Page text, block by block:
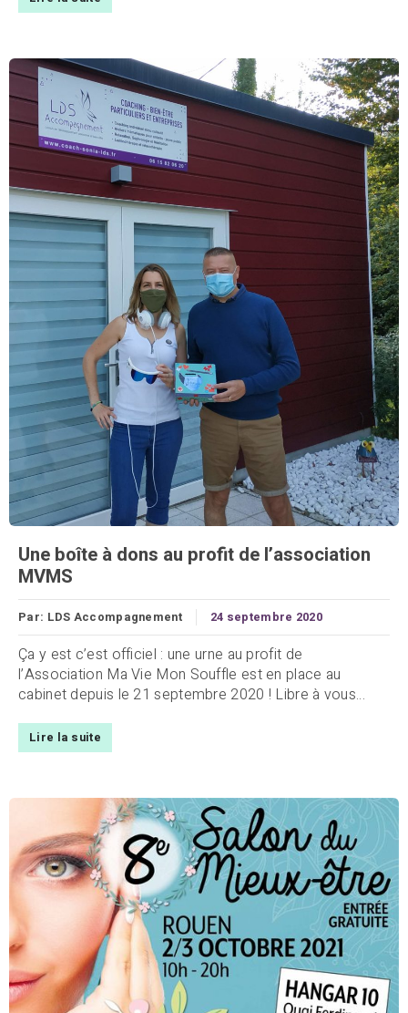
Une boîte à dons au profit de l’association
MVMS
Par: LDS Accompagnement 24 septembre 2020
Ça y est c’est officiel : une urne au profit de
l’Association Ma Vie Mon Souffle est en place au
cabinet depuis le 21 septembre 2020 ! Libre à vous...
Lire la suite